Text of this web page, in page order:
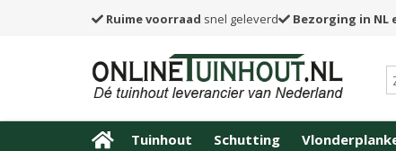
Ruime voorraad snel geleverd Bezorging in NL
Tuinhout Schutting